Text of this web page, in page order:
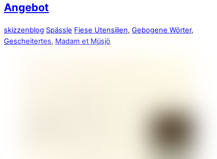
Angebot
skizzenblog Spässle Fiese Utensilien, Gebogene Wörter,
Gescheitertes, Madam et Müsjö